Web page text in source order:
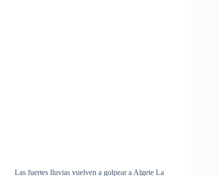
Las fuertes lluvias vuelven a golpear a Algete La